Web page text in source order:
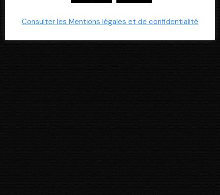
Consulter les Mentions légales et de confidentialité